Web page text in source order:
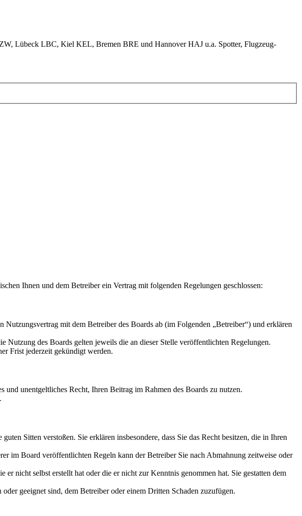
Lübeck LBC, Kiel KEL, Bremen BRE und Hannover HAJ u.a. Spotter, Flugzeug-
Ihnen und dem Betreiber ein Vertrag mit folgenden Regelungen geschlossen:
mit dem Betreiber des Boards ab (im Folgenden „Betreiber“) und erklären
Nutzung des Boards gelten jeweils die an dieser Stelle veröffentlichten Regelungen.
Frist jederzeit gekündigt werden.
unentgeltliches Recht, Ihren Beitrag im Rahmen des Boards zu nutzen.
Sitten verstoßen. Sie erklären insbesondere, dass Sie das Recht besitzen, die in Ihren
im Board veröffentlichten Regeln kann der Betreiber Sie nach Abmahnung zeitweise oder
nicht selbst erstellt hat oder die er nicht zur Kenntnis genommen hat. Sie gestatten dem
geeignet sind, dem Betreiber oder einem Dritten Schaden zuzufügen.